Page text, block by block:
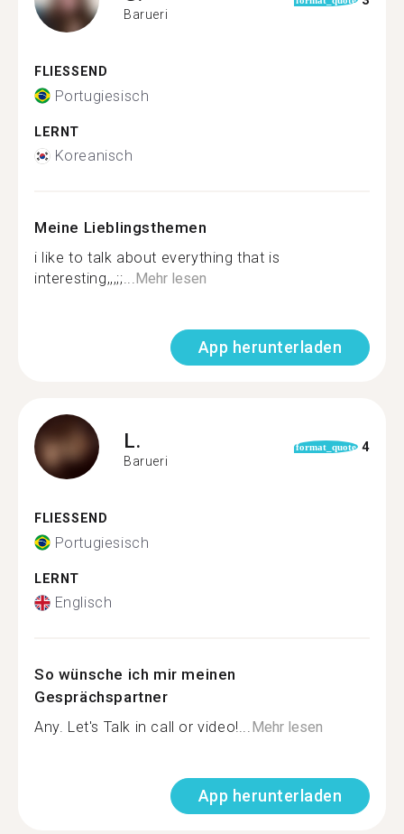
Barueri
FLIESSEND
Portugiesisch
LERNT
Koreanisch
Meine Lieblingsthemen
i like to talk about everything that is
interesting,,,;;...Mehr lesen
App herunterladen
L.
Barueri
format_quote 4
FLIESSEND
Portugiesisch
LERNT
Englisch
So wünsche ich mir meinen
Gesprächspartner
Any. Let's Talk in call or video!...Mehr lesen
App herunterladen